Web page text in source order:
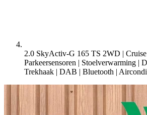
2.0 SkyActiv-G 165 TS 2WD |
Parkeersensoren | Stoelverwarming |
Trekhaak | DAB | Bluetooth |